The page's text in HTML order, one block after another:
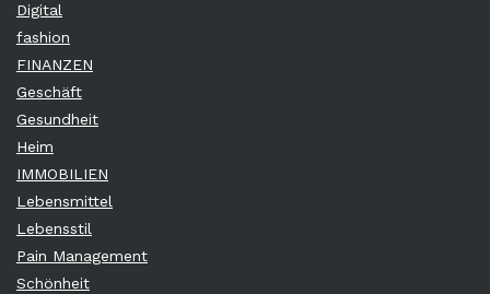
Digital
fashion
FINANZEN
Geschäft
Gesundheit
Heim
IMMOBILIEN
Lebensmittel
Lebensstil
Pain Management
Schönheit